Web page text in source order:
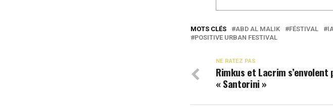
MOTS CLÉS ABD AL MALIK FÉSTIVAL
POSITIVE URBAN FESTIVAL
NE RATEZ PAS
Rimkus et Lacrim s’envolent
« Santorini »